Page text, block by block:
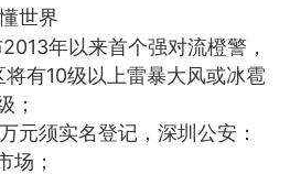
妍 卡卡美业
每次200金币 点击购买
世界
年以来首个强对流橙警，
有10级以上雷暴大风或冰雹
；
元须实名登记，深圳公安：
场；